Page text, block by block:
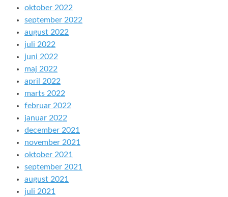
oktober 2022
september 2022
august 2022
juli 2022
juni 2022
maj 2022
april 2022
marts 2022
februar 2022
januar 2022
december 2021
november 2021
oktober 2021
september 2021
august 2021
juli 2021